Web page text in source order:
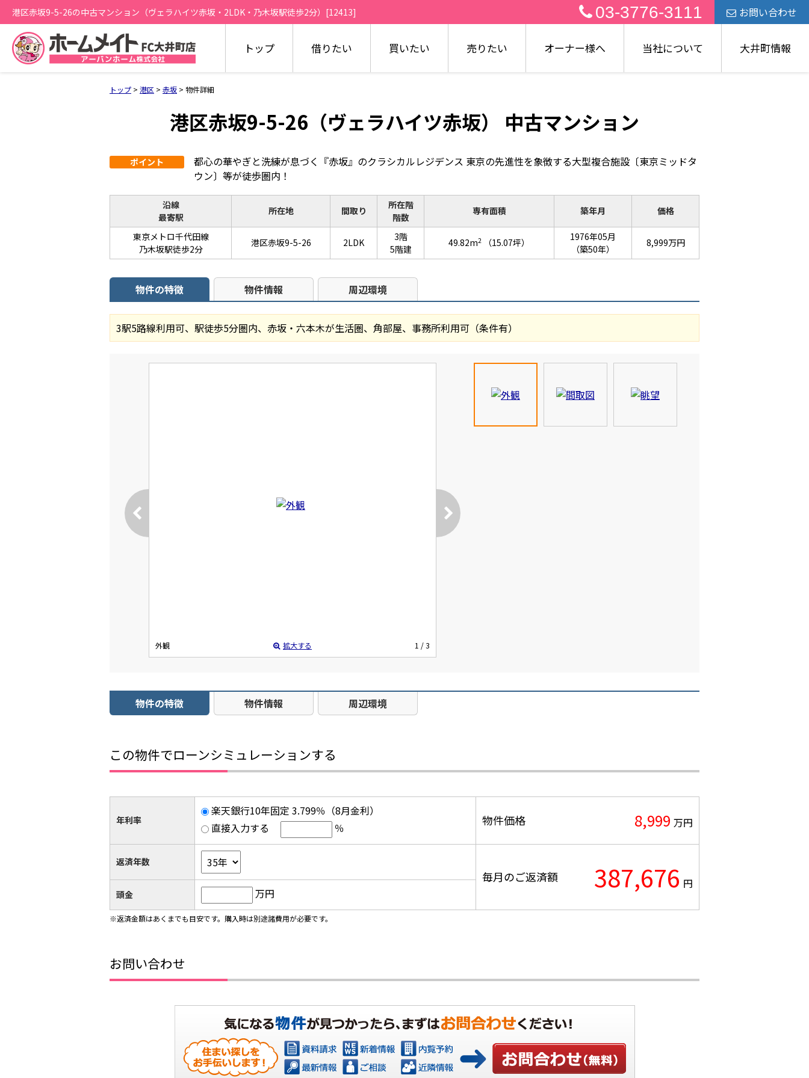
港区赤坂9-5-26の中古マンション（ヴェラハイツ赤坂・2LDK・乃木坂駅徒歩2分）[12413] 03-3776-3111 お問い合わせ
トップ 借りたい 買いたい 売りたい オーナー様へ 当社について 大井町情報
トップ > 港区 > 赤坂 > 物件詳細
港区赤坂9-5-26（ヴェラハイツ赤坂） 中古マンション
ポイント
都心の華やぎと洗練が息づく『赤坂』のクラシカルレジデンス 東京の先進性を象徴する大型複合施設〔東京ミッドタ
ウン〕等が徒歩圏内！
沿線
最寄駅
所在地 間取り
所在階
階数
専有面積 築年月 価格
東京メトロ千代田線
乃木坂駅徒歩2分
港区赤坂9-5-26 2LDK
3階
5階建
49.82m2 （15.07坪）
1976年05月
（築50年）
8,999万円
物件の特徴 物件情報 周辺環境
3駅5路線利用可、駅徒歩5分圏内、赤坂・六本木が生活圏、角部屋、事務所利用可（条件有）
外観 拡大する 1 / 3
物件の特徴 物件情報 周辺環境
この物件でローンシミュレーションする
年利率
楽天銀行10年固定 3.799％（8月金利）
直接入力する
％ 物件価格 8,999 万円
返済年数
毎月のご返済額 387,676 円
頭金 万円
※返済金額はあくまでも目安です。購入時は別途諸費用が必要です。
お問い合わせ